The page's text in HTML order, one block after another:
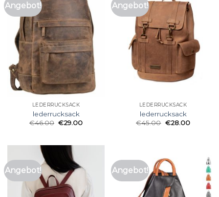
Angebot!
LEDERRUCKSACK
lederrucksack
€46.00 €29.00
Angebot!
LEDERRUCKSACK
lederrucksack
€45.00 €28.00
Angebot! Angebot!